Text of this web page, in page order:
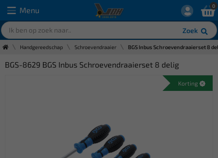
Menu
Zoek
0
Handgereedschap Schroevendraaier BGS Inbus Schroevendraaierset 8
BGS-8629 BGS Inbus Schroevendraaierset 8 delig
Korting